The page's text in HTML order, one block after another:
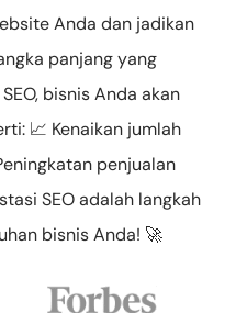
Anda dan jadikan
panjang yang
bisnis Anda akan
📈 Kenaikan jumlah
penjualan
SEO adalah langkah
bisnis Anda! 🚀